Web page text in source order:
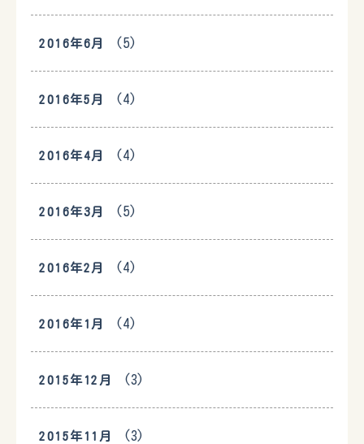
2016年6月 (5)
2016年5月 (4)
2016年4月 (4)
2016年3月 (5)
2016年2月 (4)
2016年1月 (4)
2015年12月 (3)
2015年11月 (3)